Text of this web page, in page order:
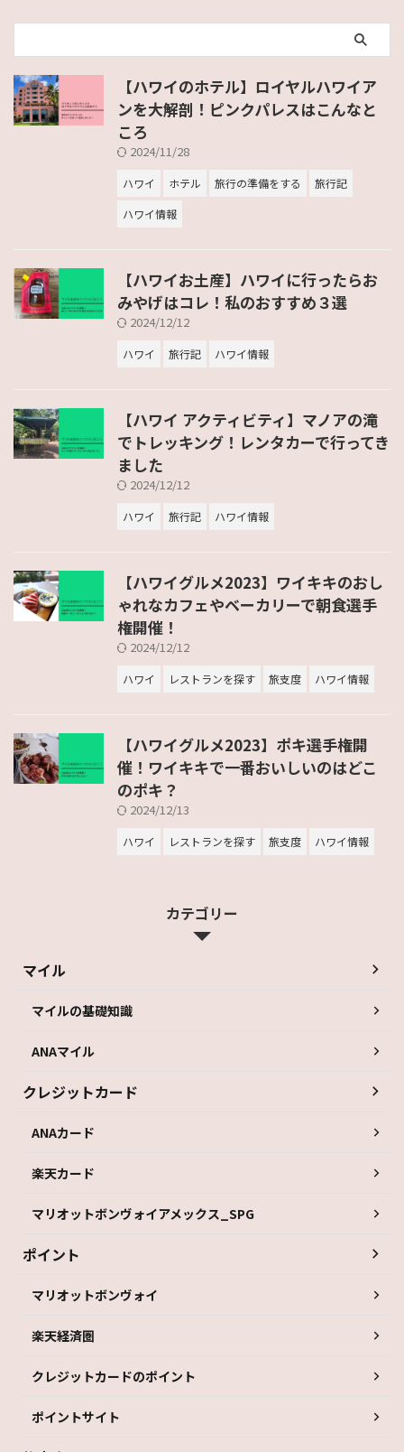
【ハワイのホテル】ロイヤルハワイア
ンを大解剖！ピンクパレスはこんなと
ころ
2024/11/28
ハワイ ホテル 旅行の準備をする
旅行記
ハワイ情報
【ハワイお土産】ハワイに行ったらお
みやげはコレ！私のおすすめ３選
2024/12/12
ハワイ 旅行記 ハワイ情報
【ハワイ アクティビティ】マノアの滝
でトレッキング！レンタカーで行ってき
ました
2024/12/12
ハワイ 旅行記 ハワイ情報
【ハワイグルメ2023】ワイキキのおし
ゃれなカフェやベーカリーで朝食選手
権開催！
2024/12/12
ハワイ レストランを探す 旅支度 ハワイ情報
【ハワイグルメ2023】ポキ選手権開
催！ワイキキで一番おいしいのはどこ
のポキ？
2024/12/13
ハワイ レストランを探す 旅支度 ハワイ情報
カテゴリー
マイル
マイルの基礎知識
ANAマイル
クレジットカード
ANAカード
楽天カード
マリオットボンヴォイアメックス_SPG
ポイント
マリオットボンヴォイ
楽天経済圏
クレジットカードのポイント
ポイントサイト